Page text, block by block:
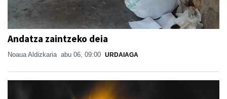
Andatza zaintzeko deia
Noaua Aldizkaria abu 06, 09:00 URDAIAGA